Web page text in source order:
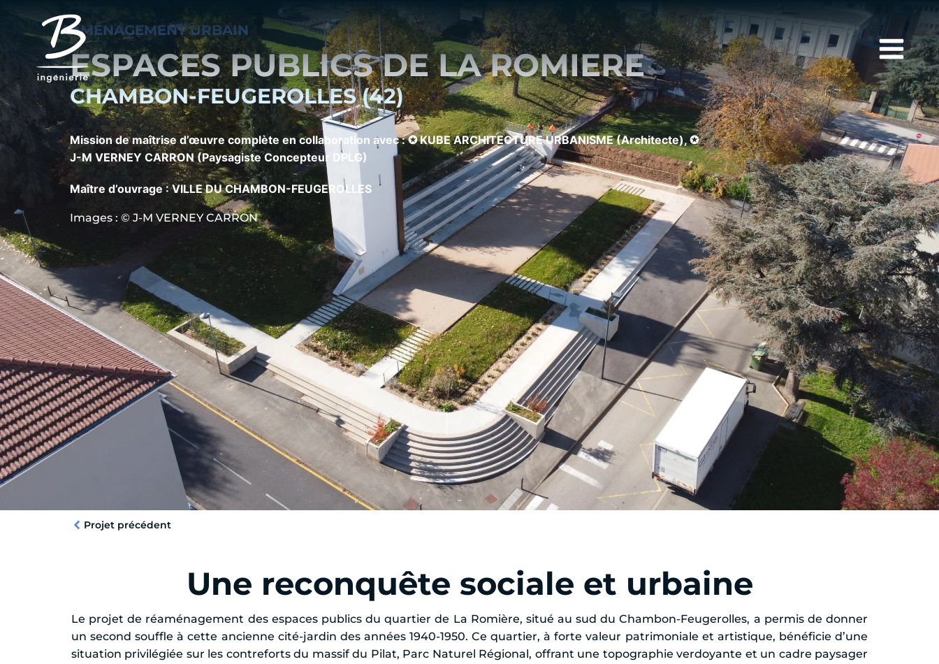
AMÉNAGEMENT URBAIN
ESPACES PUBLICS DE LA ROMIERE
CHAMBON-FEUGEROLLES (42)
Mission de maîtrise d’œuvre complète en collaboration avec : ✪ KUBE ARCHITECTURE URBANISME (Architecte), ✪
J-M VERNEY CARRON (Paysagiste Concepteur DPLG)
Maître d’ouvrage : VILLE DU CHAMBON-FEUGEROLLES
Images : © J-M VERNEY CARRON
Projet précédent
Une reconquête sociale et urbaine
Le projet de réaménagement des espaces publics du quartier de La Romière, situé au sud du Chambon-Feugerolles, a permis de donner
un second souffle à cette ancienne cité-jardin des années 1940-1950. Ce quartier, à forte valeur patrimoniale et artistique, bénéficie d’une
situation privilégiée sur les contreforts du massif du Pilat, Parc Naturel Régional, offrant une topographie verdoyante et un cadre paysager